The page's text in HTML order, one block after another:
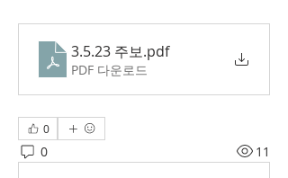
3.5.23 주보.pdf
PDF 다운로드
0
0 11